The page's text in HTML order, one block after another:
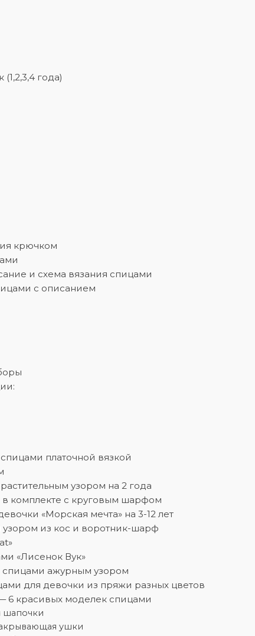
года)
крючком
и схема вязания спицами
с описанием
платочной вязкой
узором на 2 года
комплекте с круговым шарфом
«Морская мечта» на 3-12 лет
из кос и воротник-шарф
«Лисенок Вук»
спицами ажурным узором
для девочки из пряжи разных цветов
6 красивых моделек спицами
шапочки
ушки